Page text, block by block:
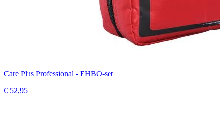
Care Plus Professional - EHBO-set
€ 52,95